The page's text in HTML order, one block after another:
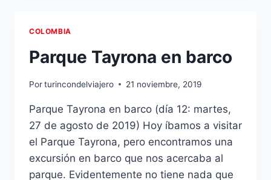
CARTAGENA
COLOMBIA
Parque Tayrona en barco
Porturincondelviajero 21 noviembre, 2019
Parque Tayrona en barco (día 12: martes,
27 de agosto de 2019) Hoy íbamos a visitar
el Parque Tayrona, pero encontramos una
excursión en barco que nos acercaba al
parque. Evidentemente no tiene nada que